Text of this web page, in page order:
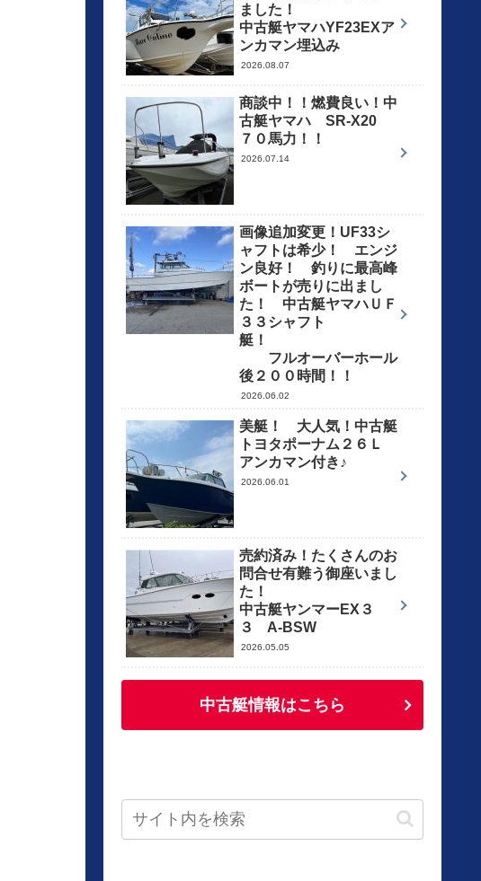
ました！
中古艇ヤマハYF23EXア
ンカマン埋込み
2026.08.07
商談中！！燃費良い！中
古艇ヤマハ SR-X20
７０馬力！！
2026.07.14
画像追加変更！UF33シ
ャフトは希少！ エンジ
ン良好！ 釣りに最高峰
ボートが売りに出まし
た！ 中古艇ヤマハＵＦ
３３シャフト
艇！
フルオーバーホール
後２００時間！！
2026.06.02
美艇！ 大人気！中古艇
トヨタポーナム２６Ｌ
アンカマン付き♪
2026.06.01
売約済み！たくさんのお
問合せ有難う御座いまし
た！
中古艇ヤンマーEX３
３ A-BSW
2026.05.05
中古艇情報はこちら